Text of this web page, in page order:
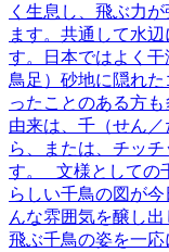
く生息し、飛ぶ力
ます。共通して水
す。日本ではよく
鳥足）砂地に隠れ
ったことのある方
由来は、千（せん
ら、または、チッ
す。 文様としての
らしい千鳥の図が
んな雰囲気を醸し
飛ぶ千鳥の姿を一